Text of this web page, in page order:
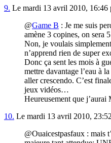
9. Le mardi 13 avril 2010, 16:46
@Game B : Je me suis
amène 3 copines, on sera
Non, je voulais
n’apprend rien de super
Donc ça sent les mois à
mettre davantage l’eau à
aller crescendo. C’est
jeux vidéos…
Heureusement que j’aurai
10. Le mardi 13 avril 2010,
@Ouaicestpasfaux : mais